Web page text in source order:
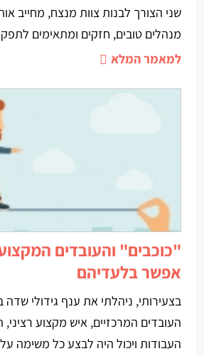
שני הצורך לבנות צוות מנצח, מחייב
מנהלים טובים, חזקים ומתאימים
למאמר המלא
"כוכבים" והעובדים
אפשר בלעדיהם
בצעירותי, ניהלתי את ענף גידולי שדה
העובדים המרכזיים, איש מקצוע
העבודות ויכול היה לבצע כל משימה